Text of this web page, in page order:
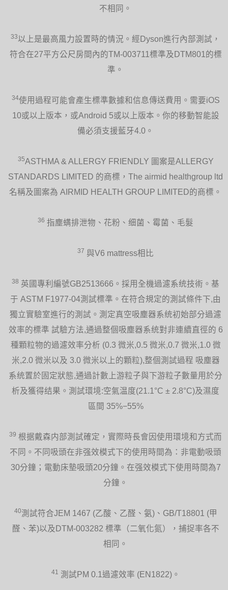
不相同。
33以上是最高風力設置時的情況。經Dyson進行內部測試，
符合在27平方公尺房間內的TM-003711標準及DTM801的標
準。
34使用過程可能會產生標準數據和信息傳送費用。需要iOS
10或以上版本，或Android 5或以上版本。你的移動智能設
備必須支援藍牙4.0。
35ASTHMA & ALLERGY FRIENDLY 圖案是ALLERGY
STANDARDS LIMITED 的商標，The airmid healthgroup ltd
名稱及圖案為 AIRMID HEALTH GROUP LIMITED的商標。
36 指塵螨排泄物、花粉、细菌、霉菌、毛髮
37 與V6 mattress相比
38 英國專利編號GB2513666。採用全機過濾系统技術。基
于 ASTM F1977-04測試標準。在符合規定的測試條件下,由
獨立實驗室進行的測試。測定真空吸塵器系统初始部分過濾
效率的標準 試驗方法,通過整個吸塵器系统對非連續直徑的 6
種顆粒物的過濾效率分析 (0.3 微米,0.5 微米,0.7 微米,1.0 微
米,2.0 微米以及 3.0 微米以上的顆粒),整個測試過程 吸塵器
系统置於固定狀態,通過計數上游粒子與下游粒子數量用於分
析及獲得结果。測試環境:空氣温度(21.1°C ± 2.8°C)及濕度
區間 35%−55%
39 根据戴森内部測試確定，實際時長會因使用環境和方式而
不同。不同吸頭在非强效模式下的使用時間為：非電動吸頭
30分鐘；電動床墊吸頭20分鐘。在强效模式下使用時間為7
分鐘。
40測試符合JEM 1467 (乙酸、乙醛、氨)、GB/T18801 (甲
醛、苯)以及DTM-003282 標準（二氧化氮），捕捉率各不
相同。
41 測試PM 0.1過濾效率 (EN1822)。